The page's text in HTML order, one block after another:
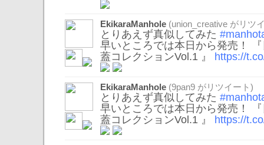
EkikaraManhole (union_creative がリツ
とりあえず真似してみた
早いところでは本日から発売！
蓋コレクションVol.1 』 https://
EkikaraManhole (9pan9 がリツイート)
とりあえず真似してみた
早いところでは本日から発売！
蓋コレクションVol.1 』 https://